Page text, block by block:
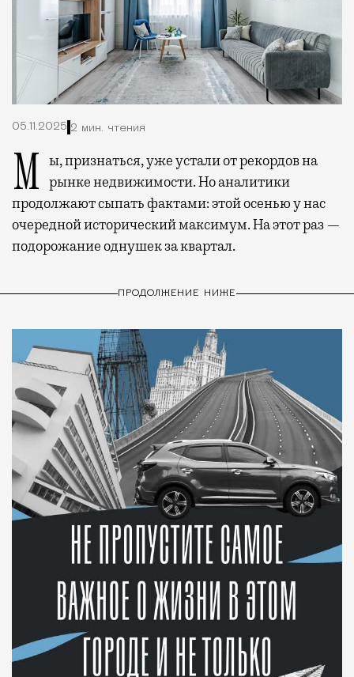
05.11.2025 2 мин. чтения
Мы, признаться, уже устали от рекордов на рынке недвижимости. Но аналитики
продолжают сыпать фактами: этой осенью у нас
очередной исторический максимум. На этот раз —
подорожание однушек за квартал.
ПРОДОЛЖЕНИЕ НИЖЕ